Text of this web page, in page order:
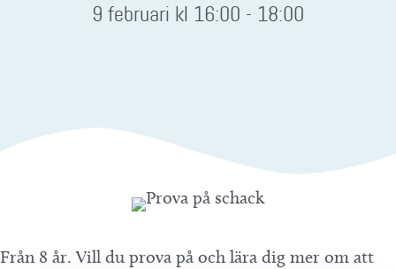
9 februari kl 16:00 - 18:00
Från 8 år. Vill du prova på och lära dig mer om att